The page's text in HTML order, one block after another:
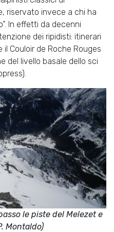
riservato invece a chi ha
In effetti da decenni
dei ripidisti: itinerari
il Couloir de Roche Rouges
del livello basale dello sci
le piste del Melezet e
Montaldo)